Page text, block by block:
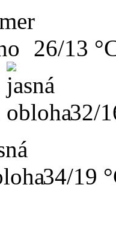
26/13
32/
34/19